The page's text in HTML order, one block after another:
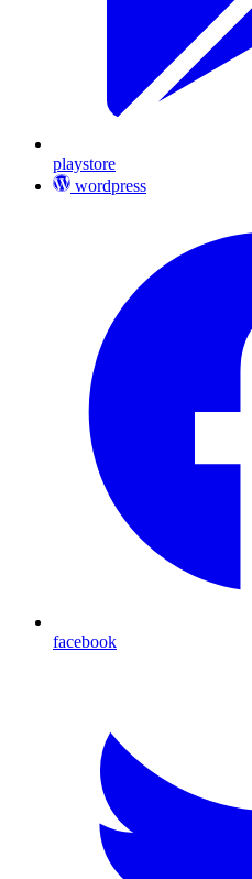
playstore
wordpress
facebook